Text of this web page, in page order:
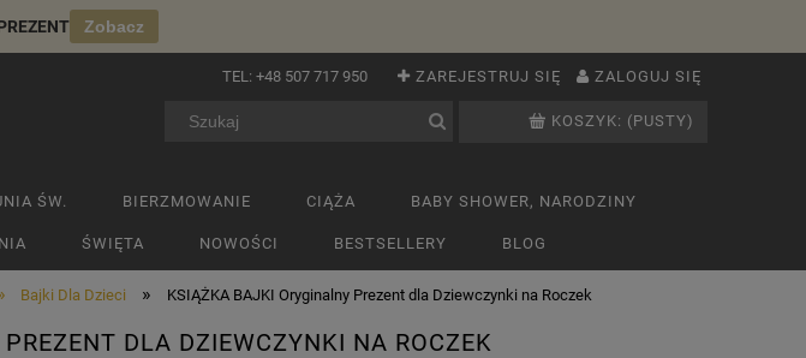
Zobacz
ZAREJESTRUJ SIĘ ZALOGUJ SIĘ
TEL: +48 507 717 950
KOSZYK: (PUSTY)
ŚW. BIERZMOWANIE CIĄŻA BABY SHOWER, NARODZINY
ŚWIĘTA NOWOŚCI BESTSELLERY BLOG
Bajki Dla Dzieci » KSIĄŻKA BAJKI Oryginalny Prezent dla Dziewczynki na Roczek
DLA DZIEWCZYNKI NA ROCZEK